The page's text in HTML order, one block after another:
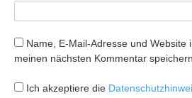
Name, E-Mail-Adresse und Website
meinen nächsten Kommentar
Ich akzeptiere die